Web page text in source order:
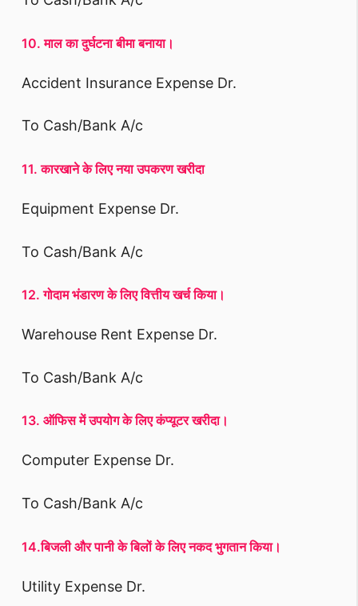
10. माल का दुर्घटना बीमा बनाया।
Accident Insurance Expense Dr.
To Cash/Bank A/c
11. कारखाने के लिए नया उपकरण खरीदा
Equipment Expense Dr.
To Cash/Bank A/c
12. गोदाम भंडारण के लिए वित्तीय खर्च किया।
Warehouse Rent Expense Dr.
To Cash/Bank A/c
13. ऑफिस में उपयोग के लिए कंप्यूटर खरीदा।
Computer Expense Dr.
To Cash/Bank A/c
14.बिजली और पानी के बिलों के लिए नकद भुगतान किया।
Utility Expense Dr.